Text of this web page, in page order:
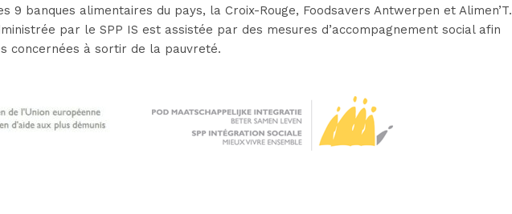
9 banques alimentaires du pays, la Croix-Rouge, Foodsavers Antwerpen et Alimen’T.
par le SPP IS est assistée par des mesures d’accompagnement social afin
concernées à sortir de la pauvreté.